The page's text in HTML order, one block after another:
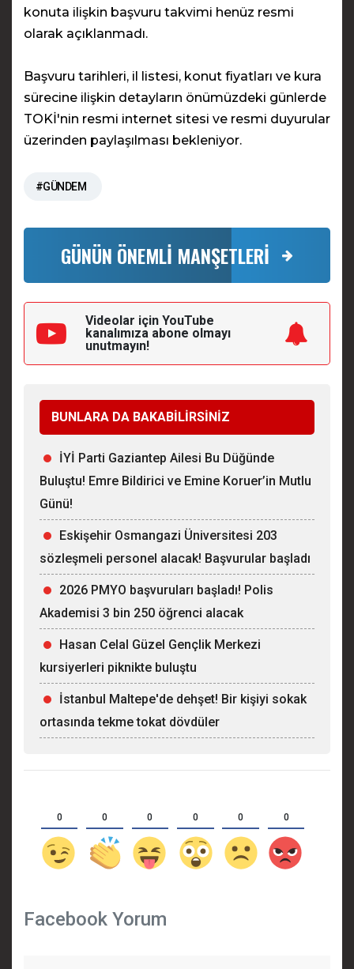
konuta ilişkin başvuru takvimi henüz resmi
olarak açıklanmadı.
Başvuru tarihleri, il listesi, konut fiyatları ve kura
sürecine ilişkin detayların önümüzdeki günlerde
TOKİ'nin resmi internet sitesi ve resmi duyurular
üzerinden paylaşılması bekleniyor.
#GÜNDEM
GÜNÜN ÖNEMLİ MANŞETLERİ
Videolar için YouTube
kanalımıza abone olmayı
unutmayın!
BUNLARA DA BAKABİLİRSİNİZ
İYİ Parti Gaziantep Ailesi Bu Düğünde
Buluştu! Emre Bildirici ve Emine Koruer’in Mutlu
Günü!
Eskişehir Osmangazi Üniversitesi 203
sözleşmeli personel alacak! Başvurular başladı
2026 PMYO başvuruları başladı! Polis
Akademisi 3 bin 250 öğrenci alacak
Hasan Celal Güzel Gençlik Merkezi
kursiyerleri piknikte buluştu
İstanbul Maltepe'de dehşet! Bir kişiyi sokak
ortasında tekme tokat dövdüler
0 0 0 0 0 0
Facebook Yorum